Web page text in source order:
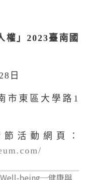
權」 2023臺南國
日
市東區大學路 1
活動網頁：